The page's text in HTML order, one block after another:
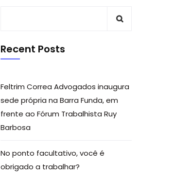
Recent Posts
Feltrim Correa Advogados inaugura
sede própria na Barra Funda, em
frente ao Fórum Trabalhista Ruy
Barbosa
No ponto facultativo, você é
obrigado a trabalhar?